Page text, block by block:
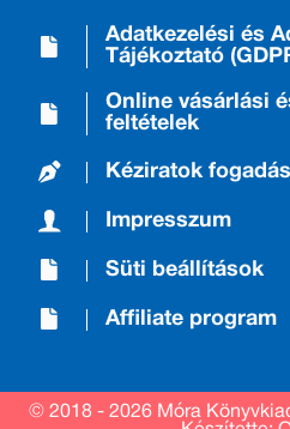
Adatkezelési és
Tájékoztató
Online vásárlási
feltételek
Kéziratok
Impresszum
Süti beállítások
Affiliate program
© 2018 - 2026 Móra